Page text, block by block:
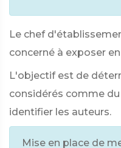
Le chef
concerné à exposer
L'objectif est de
considérés comme
identifier les auteurs.
Mise en place de